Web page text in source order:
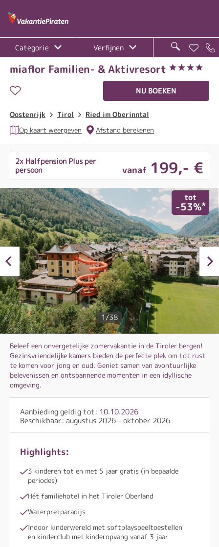
Categorie Verfijnen
miaflor Familien- & Aktivresort
NU BOEKEN
Oostenrijk Tirol Ried im Oberinntal
Op kaart weergeven Afstand berekenen
2x Halfpension Plus per
persoon
vanaf 199,- €
tot
-53%*
1/38
Beleef een onvergetelijke zomervakantie in de Tiroler bergen!
Gezinsvriendelijke kamers bieden de perfecte plek om tot rust
te komen voor jong en oud. Geniet samen van avontuurlijke
belevenissen en ontspannende momenten in een idyllische
omgeving.
Aanbieding geldig tot: 10.10.2026
Beschikbaar: augustus 2026 - oktober 2026
Highlights:
3 kinderen tot en met 5 jaar gratis (in bepaalde
periodes)
Hét familiehotel in het Tiroler Oberland
Waterpretparadijs
Indoor kinderwereld met softplayspeeltoestellen
en kinderclub met kinderopvang vanaf 3 jaar